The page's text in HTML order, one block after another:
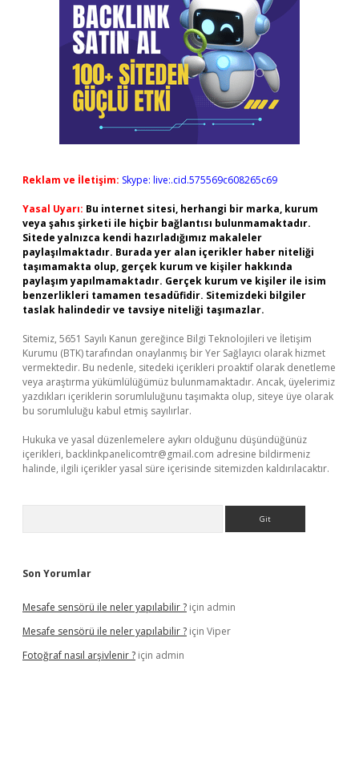
Reklam ve İletişim: Skype: live:.cid.575569c608265c69
Yasal Uyarı: Bu internet sitesi, herhangi bir marka, kurum
veya şahıs şirketi ile hiçbir bağlantısı bulunmamaktadır.
Sitede yalnızca kendi hazırladığımız makaleler
paylaşılmaktadır. Burada yer alan içerikler haber niteliği
taşımamakta olup, gerçek kurum ve kişiler hakkında
paylaşım yapılmamaktadır. Gerçek kurum ve kişiler ile isim
benzerlikleri tamamen tesadüfidir. Sitemizdeki bilgiler
taslak halindedir ve tavsiye niteliği taşımazlar.
Sitemiz, 5651 Sayılı Kanun gereğince Bilgi Teknolojileri ve İletişim
Kurumu (BTK) tarafından onaylanmış bir Yer Sağlayıcı olarak hizmet
vermektedir. Bu nedenle, sitedeki içerikleri proaktif olarak denetleme
veya araştırma yükümlülüğümüz bulunmamaktadır. Ancak, üyelerimiz
yazdıkları içeriklerin sorumluluğunu taşımakta olup, siteye üye olarak
bu sorumluluğu kabul etmiş sayılırlar.
Hukuka ve yasal düzenlemelere aykırı olduğunu düşündüğünüz
içerikleri, backlinkpanelicomtr@gmail.com adresine bildirmeniz
halinde, ilgili içerikler yasal süre içerisinde sitemizden kaldırılacaktır.
Son Yorumlar
Mesafe sensörü ile neler yapılabilir ? için admin
Mesafe sensörü ile neler yapılabilir ? için Viper
Fotoğraf nasıl arşivlenir ? için admin